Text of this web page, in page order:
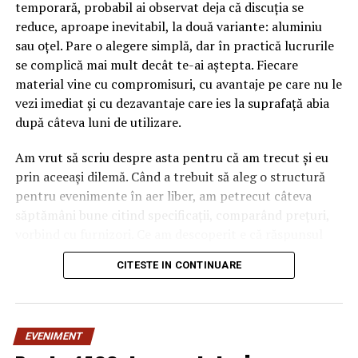
temporară, probabil ai observat deja că discuția se
reduce, aproape inevitabil, la două variante: aluminiu
sau oțel. Pare o alegere simplă, dar în practică lucrurile
se complică mai mult decât te-ai aștepta. Fiecare
material vine cu compromisuri, cu avantaje pe care nu le
vezi imediat și cu dezavantaje care ies la suprafață abia
după câteva luni de utilizare.
Am vrut să scriu despre asta pentru că am trecut și eu
prin aceeași dilemă. Când a trebuit să aleg o structură
pentru evenimente în aer liber, am petrecut câteva
săptămâni bune citind specificații, comparând prețuri,
„corect” depinde mult de context, de cât de des muți
pavilionul și de ce condiții meteo ai de înfruntat.
materialului mai mult decât
CITESTE IN CONTINUARE
EVENIMENT